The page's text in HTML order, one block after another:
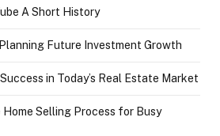
A Short History
Future Investment Growth
in Today’s Real Estate Market
Selling Process for Busy